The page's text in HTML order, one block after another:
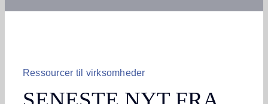
Ressourcer til virksomheder